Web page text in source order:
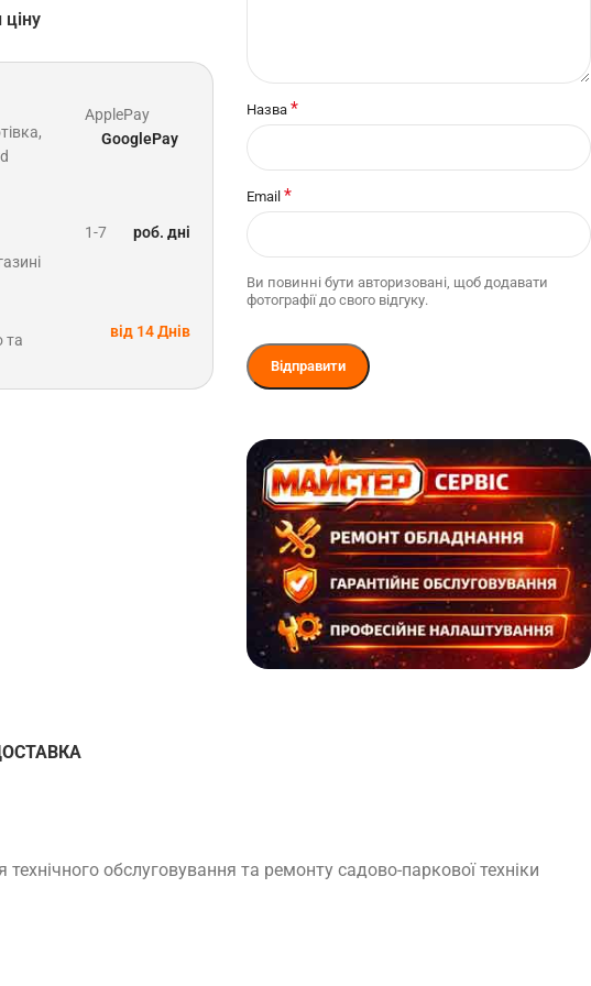
ApplePay
GooglePay
1-7 роб. дні
та
від 14 Днів
Назва *
Email *
Ви повинні бути авторизовані, щоб додавати
фотографії до свого відгуку.
обслуговування та ремонту садово-паркової техніки